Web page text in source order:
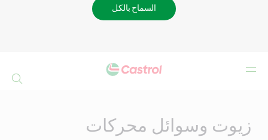
السماح بالكل
زيوت وسوائل محركات